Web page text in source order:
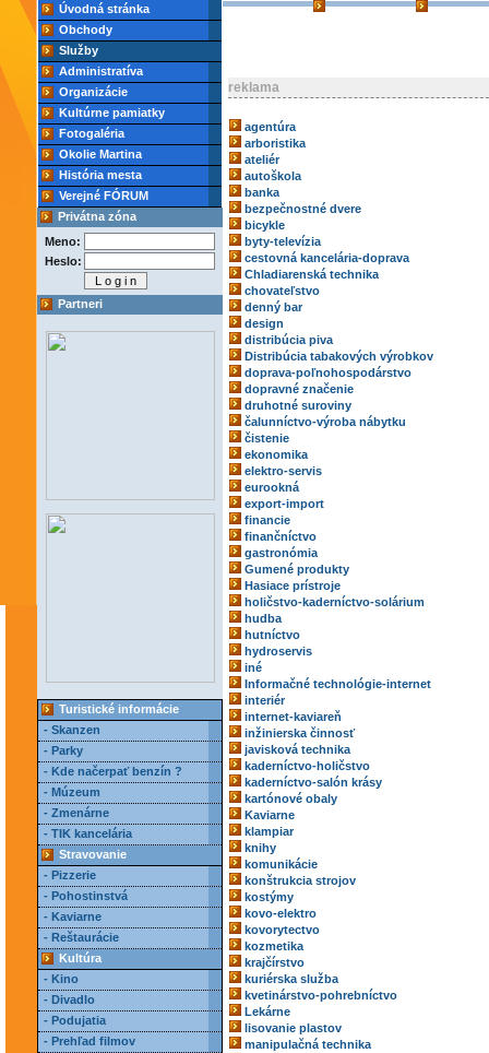
Úvodná stránka
Obchody
Služby
Administratíva
Organizácie
Kultúrne pamiatky
Fotogaléria
Okolie Martina
História mesta
Verejné FÓRUM
Privátna zóna
Meno:
Heslo:
Partneri
Turistické informácie
- Skanzen
- Parky
- Kde načerpať benzín ?
- Múzeum
- Zmenárne
- TIK kancelária
Stravovanie
- Pizzerie
- Pohostinstvá
- Kaviarne
- Reštaurácie
Kultúra
- Kino
- Divadlo
- Podujatia
- Prehľad filmov
reklama
agentúra
arboristika
ateliér
autoškola
banka
bezpečnostné dvere
bicykle
byty-televízia
cestovná kancelária-doprava
Chladiarenská technika
chovateľstvo
denný bar
design
distribúcia piva
Distribúcia tabakových výrobkov
doprava-poľnohospodárstvo
dopravné značenie
druhotné suroviny
čalunníctvo-výroba nábytku
čistenie
ekonomika
elektro-servis
eurookná
export-import
financie
finančníctvo
gastronómia
Gumené produkty
Hasiace prístroje
holičstvo-kaderníctvo-solárium
hudba
hutníctvo
hydroservis
iné
Informačné technológie-internet
interiér
internet-kaviareň
inžinierska činnosť
javisková technika
kaderníctvo-holičstvo
kaderníctvo-salón krásy
kartónové obaly
Kaviarne
klampiar
knihy
komunikácie
konštrukcia strojov
kostýmy
kovo-elektro
kovorytectvo
kozmetika
krajčírstvo
kuriérska služba
kvetinárstvo-pohrebníctvo
Lekárne
lisovanie plastov
manipulačná technika